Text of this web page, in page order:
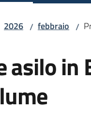
2026 / febbraio /
asilo